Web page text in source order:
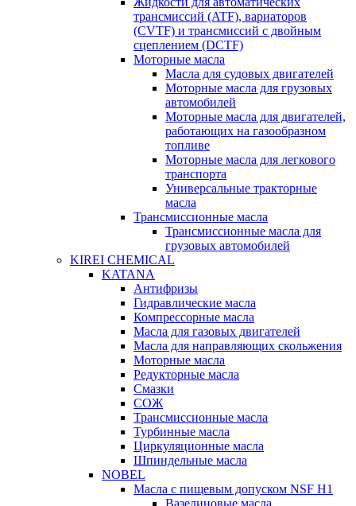
трансмиссий (ATF), вариаторов
(CVTF) и трансмиссий с двойным
сцеплением (DCTF)
Моторные масла
Масла для судовых двигателей
Моторные масла для грузовых
автомобилей
Моторные масла для двигателей,
работающих на газообразном
топливе
Моторные масла для легкового
транспорта
Универсальные тракторные
масла
Трансмиссионные масла
Трансмиссионные масла для
грузовых автомобилей
KIREI CHEMICAL
KATANA
Антифризы
Гидравлические масла
Компрессорные масла
Масла для газовых двигателей
Масла для направляющих скольжения
Моторные масла
Редукторные масла
Смазки
СОЖ
Трансмиссионные масла
Турбинные масла
Циркуляционные масла
Шпиндельные масла
NOBEL
Масла с пищевым допуском NSF H1
Вазелиновые масла